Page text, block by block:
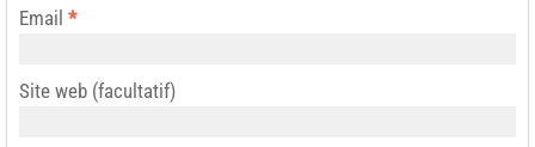
Email *
Site web (facultatif)